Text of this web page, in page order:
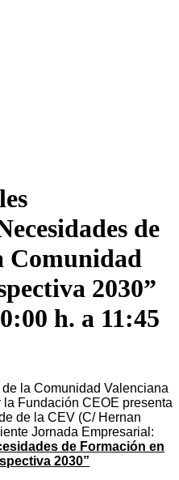
de
Comunidad
2030”
h. a 11:45
la Comunidad Valenciana
Fundación CEOE presenta
de la CEV (C/ Hernan
Jornada Empresarial :
de Formación en
2030”